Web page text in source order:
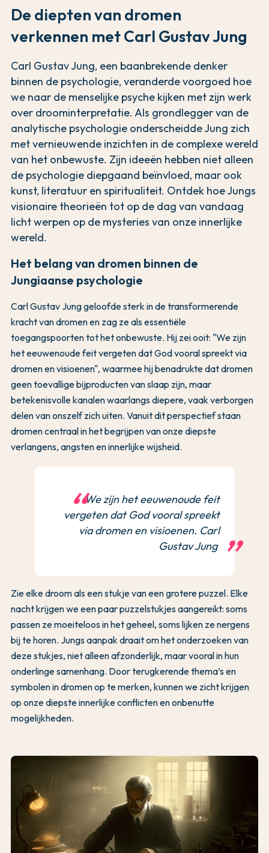
De diepten van dromen
verkennen met Carl Gustav Jung
Carl Gustav Jung, een baanbrekende denker
binnen de psychologie, veranderde voorgoed hoe
we naar de menselijke psyche kijken met zijn werk
over droominterpretatie. Als grondlegger van de
analytische psychologie onderscheidde Jung zich
met vernieuwende inzichten in de complexe wereld
van het onbewuste. Zijn ideeën hebben niet alleen
de psychologie diepgaand beïnvloed, maar ook
kunst, literatuur en spiritualiteit. Ontdek hoe Jungs
visionaire theorieën tot op de dag van vandaag
licht werpen op de mysteries van onze innerlijke
wereld.
Het belang van dromen binnen de
Jungiaanse psychologie
Carl Gustav Jung geloofde sterk in de transformerende
kracht van dromen en zag ze als essentiële
toegangspoorten tot het onbewuste. Hij zei ooit: "We zijn
het eeuwenoude feit vergeten dat God vooral spreekt via
dromen en visioenen", waarmee hij benadrukte dat dromen
geen toevallige bijproducten van slaap zijn, maar
betekenisvolle kanalen waarlangs diepere, vaak verborgen
delen van onszelf zich uiten. Vanuit dit perspectief staan
dromen centraal in het begrijpen van onze diepste
verlangens, angsten en innerlijke wijsheid.
We zijn het eeuwenoude feit
vergeten dat God vooral spreekt
via dromen en visioenen. Carl
Gustav Jung
Zie elke droom als een stukje van een grotere puzzel. Elke
nacht krijgen we een paar puzzelstukjes aangereikt: soms
passen ze moeiteloos in het geheel, soms lijken ze nergens
bij te horen. Jungs aanpak draait om het onderzoeken van
deze stukjes, niet alleen afzonderlijk, maar vooral in hun
onderlinge samenhang. Door terugkerende thema’s en
symbolen in dromen op te merken, kunnen we zicht krijgen
op onze diepste innerlijke conflicten en onbenutte
mogelijkheden.